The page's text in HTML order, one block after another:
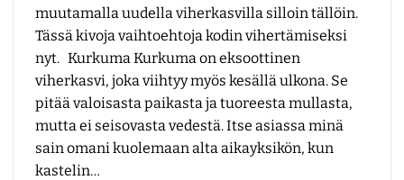
muutamalla uudella viherkasvilla silloin tällöin.
Tässä kivoja vaihtoehtoja kodin vihertämiseksi
nyt. Kurkuma Kurkuma on eksoottinen
viherkasvi, joka viihtyy myös kesällä ulkona. Se
pitää valoisasta paikasta ja tuoreesta mullasta,
mutta ei seisovasta vedestä. Itse asiassa minä
sain omani kuolemaan alta aikayksikön, kun
kastelin…